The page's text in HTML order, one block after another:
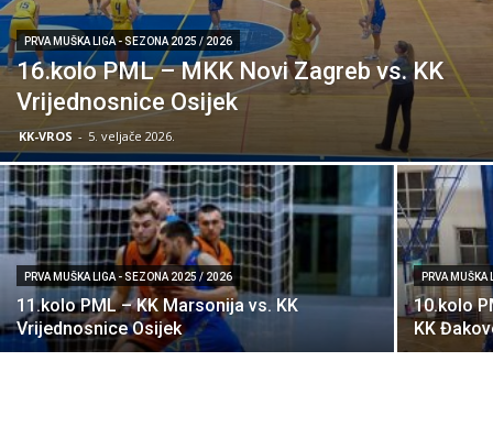
PRVA MUŠKA LIGA - SEZONA 2025 / 2026
16.kolo PML – MKK Novi Zagreb vs. KK
Vrijednosnice Osijek
KK-VROS - 5. veljače 2026.
PRVA MUŠKA LIGA - SEZONA 2025 / 2026
11.kolo PML – KK Marsonija vs. KK
Vrijednosnice Osijek
PRVA
10.kolo
KK